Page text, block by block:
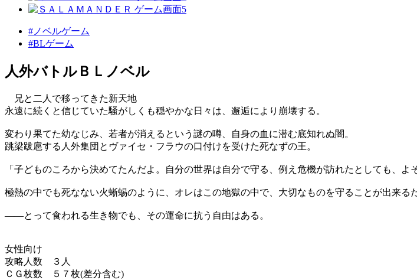
#ノベルゲーム
#BLゲーム
人外バトルＢＬノベル
兄と二人で移ってきた新天地
永遠に続くと信じていた騒がしくも穏やかな日々は、邂逅により崩壊する。
変わり果てた幼なじみ、若者が消えるという謎の噂、自身の血に潜む底知れぬ闇。
跳梁跋扈する人外集団とヴァイセ・フラウの口付けを受けた死なずの王。
「子どものころから決めてたんだよ。自分の世界は自分で守る、例え危機が訪れたとしても、
極熱の中でも死なない火蜥蜴のように、オレはこの地獄の中で、大切なものを守ることが出来る
――とって食われる生き物でも、その運命に抗う自由はある。
女性向け
攻略人数 ３人
ＣＧ枚数 ５７枚(差分含む)